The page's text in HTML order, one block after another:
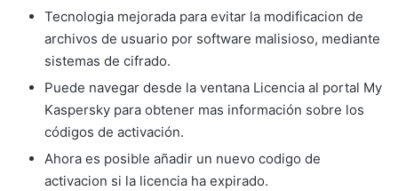
Tecnologia mejorada para evitar la modificacion de
archivos de usuario por software malisioso, mediante
sistemas de cifrado.
Puede navegar desde la ventana Licencia al portal My
Kaspersky para obtener mas información sobre los
códigos de activación.
Ahora es posible añadir un nuevo codigo de
activacion si la licencia ha expirado.